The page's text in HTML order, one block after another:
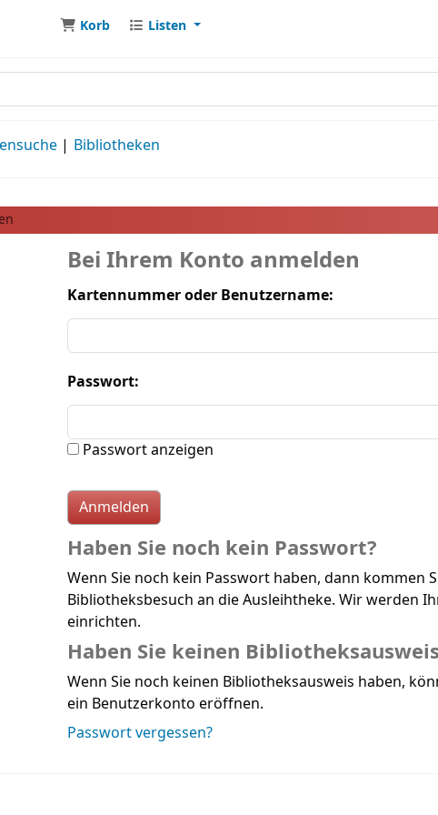
Korb Listen
im Katalog
Bibliotheken
Bei Ihrem Konto anmelden
Kartennummer oder Benutzername:
Passwort:
Passwort anzeigen
Haben Sie noch kein Passwort?
Wenn Sie noch kein Passwort haben, dann kommen
Bibliotheksbesuch an die Ausleihtheke. Wir werden
einrichten.
Haben Sie keinen
Wenn Sie noch keinen Bibliotheksausweis haben,
ein Benutzerkonto eröffnen.
Passwort vergessen?